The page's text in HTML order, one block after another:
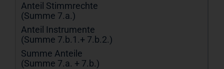
Anteil Stimmrechte
(Summe 7.a.)
Anteil Instrumente
(Summe 7.b.1.+ 7.b.2.)
Summe Anteile
(Summe 7.a. + 7.b.)